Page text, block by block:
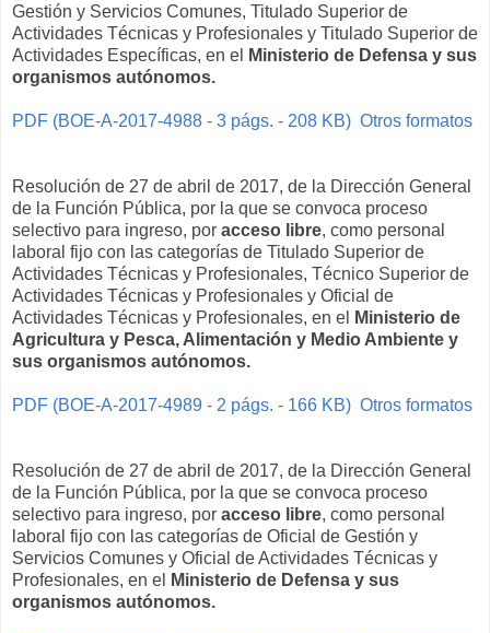
Gestión y Servicios Comunes, Titulado Superior de
Actividades Técnicas y Profesionales y Titulado Superior de
Actividades Específicas, en el
Ministerio de Defensa y sus
organismos autónomos.
PDF (BOE-A-2017-4988 - 3 págs. - 208 KB) Otros formatos
Resolución de 27 de abril de 2017, de la Dirección General
de la Función Pública, por la que se convoca proceso
selectivo para ingreso, por acceso libre, como personal
laboral fijo con las categorías de Titulado Superior de
Actividades Técnicas y Profesionales, Técnico Superior de
Actividades Técnicas y Profesionales y Oficial de
Actividades Técnicas y Profesionales, en el
Ministerio de
Agricultura y Pesca, Alimentación y Medio Ambiente y
sus organismos autónomos.
PDF (BOE-A-2017-4989 - 2 págs. - 166 KB) Otros formatos
Resolución de 27 de abril de 2017, de la Dirección General
de la Función Pública, por la que se convoca proceso
selectivo para ingreso, por acceso libre, como personal
laboral fijo con las categorías de Oficial de Gestión y
Servicios Comunes y Oficial de Actividades Técnicas y
Profesionales, en el
Ministerio de Defensa y sus
organismos autónomos.